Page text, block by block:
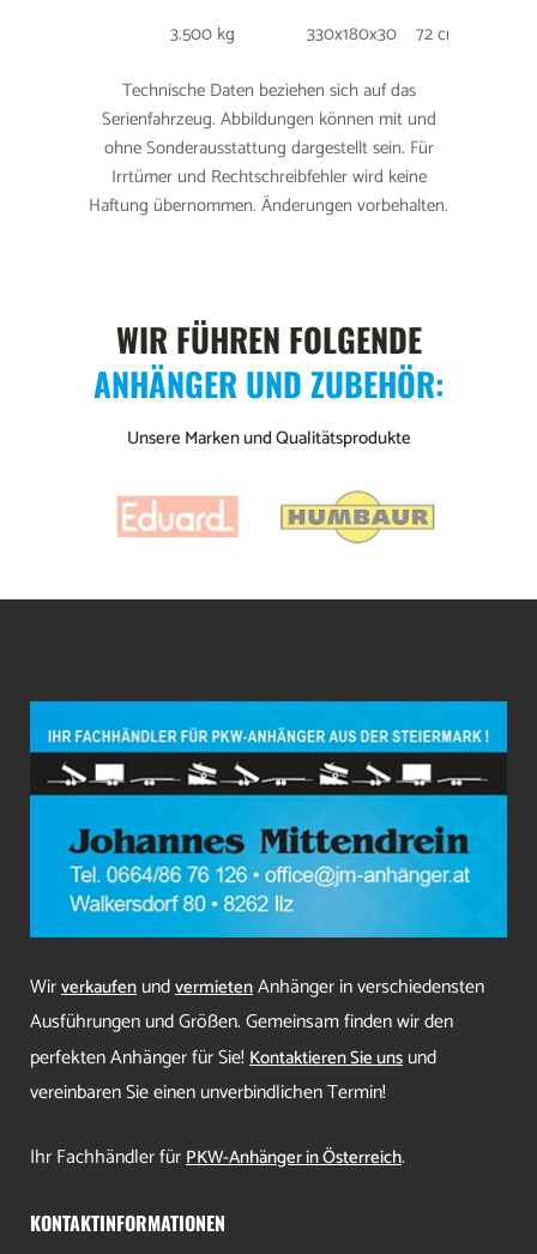
3.500 kg
330x180x30 72 cm
Technische Daten beziehen sich auf das
Serienfahrzeug. Abbildungen können mit und
ohne Sonderausstattung dargestellt sein. Für
Irrtümer und Rechtschreibfehler wird keine
Haftung übernommen. Änderungen vorbehalten.
WIR FÜHREN FOLGENDE
ANHÄNGER UND ZUBEHÖR:
Unsere Marken und Qualitätsprodukte
Wirverkaufen undvermietenAnhänger in verschiedensten
Ausführungen und Größen. Gemeinsam finden wir den
perfekten Anhänger für Sie! Kontaktieren Sie uns und
vereinbaren Sie einen unverbindlichen Termin!
Ihr Fachhändler fürPKW-Anhänger in Österreich.
KONTAKTINFORMATIONEN